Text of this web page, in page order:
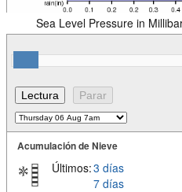
Sea Level Pressure in
Acumulación de Nieve
Últimos:3 días
7 días